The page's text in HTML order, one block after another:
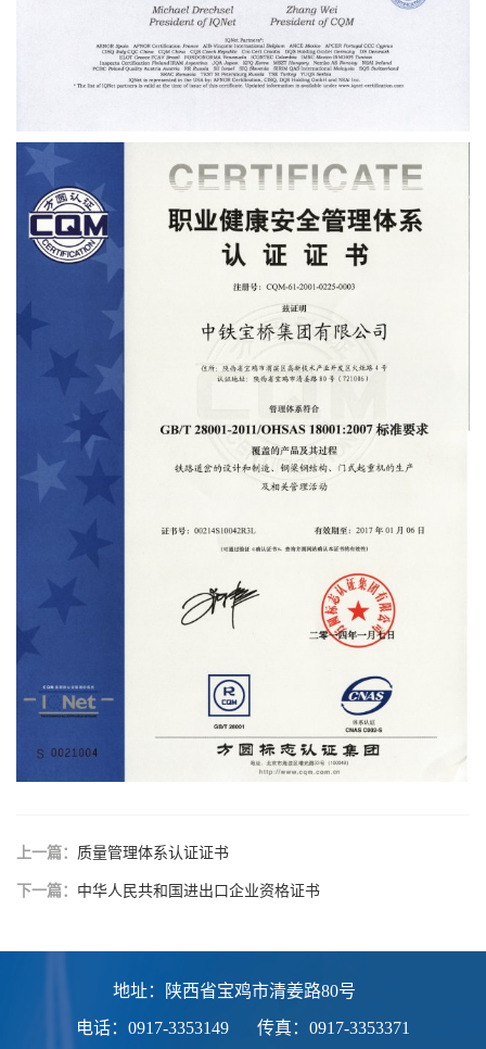
上一篇： 质量管理体系认证证书
下一篇： 中华人民共和国进出口企业资格证书
地址：陕西省宝鸡市清姜路80号
电话：0917-3353149
传真：0917-3353371